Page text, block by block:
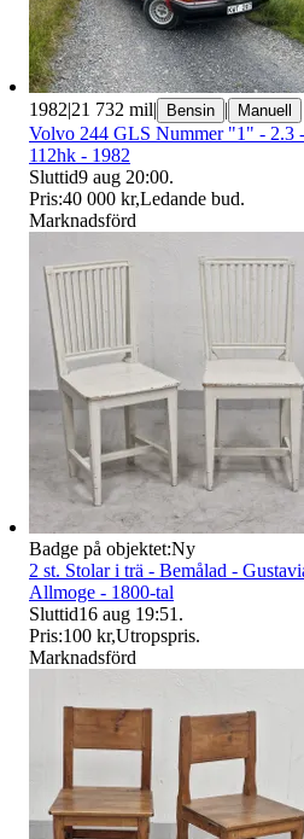
1982|21 732 mil| Bensin | Manuell
Volvo 244 GLS Nummer "1" - 2.3
112hk - 1982
Sluttid9 aug 20:00.
Pris:40 000 kr,Ledande bud.
Marknadsförd
Badge på objektet:Ny
2 st. Stolar i trä - Bemålad -
Allmoge - 1800-tal
Sluttid16 aug 19:51 .
Pris:100 kr,Utropspris.
Marknadsförd